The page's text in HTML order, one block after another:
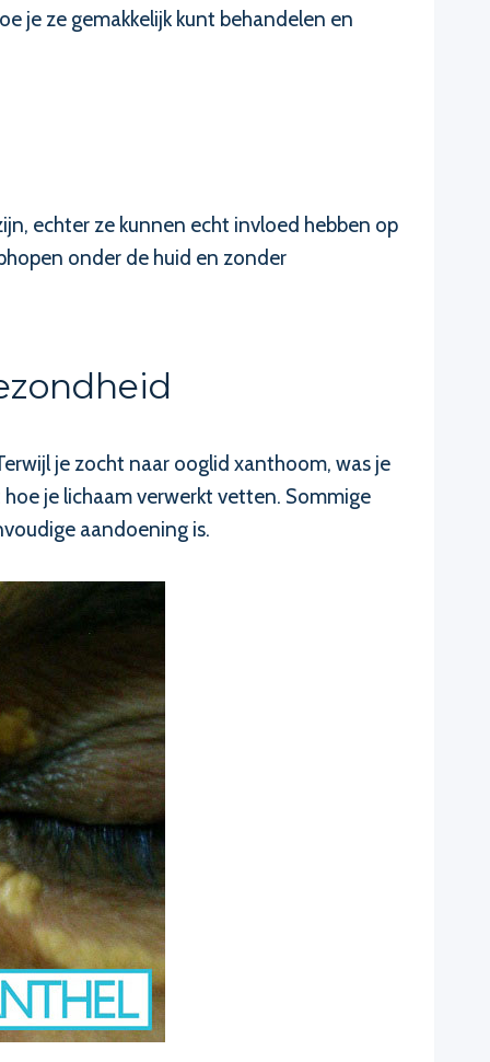
je ze gemakkelijk kunt behandelen en
echter ze kunnen echt invloed hebben op
onder de huid en zonder
je zocht naar ooglid xanthoom, was je
je lichaam verwerkt vetten. Sommige
aandoening is.